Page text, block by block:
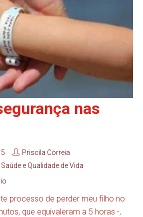
nas
Priscila Correia
Saúde e Qualidade de Vida
processo de perder meu filho no
que equivaleram a 5 horas -,